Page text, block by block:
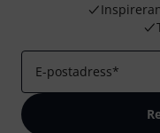
E-postadress*